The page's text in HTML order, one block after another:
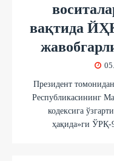
вақтида
Президент
Республикасининг
кодексига
ҳақида»ги ЎРҚ-